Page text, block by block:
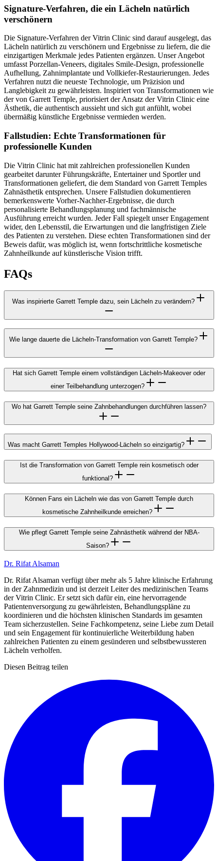
Signature-Verfahren, die ein Lächeln natürlich
verschönern
Die Signature-Verfahren der Vitrin Clinic sind darauf ausgelegt, das
Lächeln natürlich zu verschönern und Ergebnisse zu liefern, die die
einzigartigen Merkmale jedes Patienten ergänzen. Unser Angebot
umfasst Porzellan-Veneers, digitales Smile-Design, professionelle
Aufhellung, Zahnimplantate und Vollkiefer-Restaurierungen. Jedes
Verfahren nutzt die neueste Technologie, um Präzision und
Langlebigkeit zu gewährleisten. Inspiriert von Transformationen wie
der von Garrett Temple, priorisiert der Ansatz der Vitrin Clinic eine
Ästhetik, die authentisch aussieht und sich gut anfühlt, wobei
übermäßig künstliche Ergebnisse vermieden werden.
Fallstudien: Echte Transformationen für
professionelle Kunden
Die Vitrin Clinic hat mit zahlreichen professionellen Kunden
gearbeitet darunter Führungskräfte, Entertainer und Sportler und
Transformationen geliefert, die dem Standard von Garrett Temples
Zahnästhetik entsprechen. Unsere Fallstudien dokumentieren
bemerkenswerte Vorher-Nachher-Ergebnisse, die durch
personalisierte Behandlungsplanung und fachmännische
Ausführung erreicht wurden. Jeder Fall spiegelt unser Engagement
wider, den Lebensstil, die Erwartungen und die langfristigen Ziele
des Patienten zu verstehen. Diese echten Transformationen sind der
Beweis dafür, was möglich ist, wenn fortschrittliche kosmetische
Zahnheilkunde auf künstlerische Vision trifft.
FAQs
Was inspirierte Garrett Temple dazu, sein Lächeln zu verändern?
Wie lange dauerte die Lächeln-Transformation von Garrett Temple?
Hat sich Garrett Temple einem vollständigen Lächeln-Makeover oder
einer Teilbehandlung unterzogen?
Wo hat Garrett Temple seine Zahnbehandlungen durchführen lassen?
Was macht Garrett Temples Hollywood-Lächeln so einzigartig?
Ist die Transformation von Garrett Temple rein kosmetisch oder
funktional?
Können Fans ein Lächeln wie das von Garrett Temple durch
kosmetische Zahnheilkunde erreichen?
Wie pflegt Garrett Temple seine Zahnästhetik während der NBA-
Saison?
Dr. Rifat Alsaman
Dr. Rifat Alsaman verfügt über mehr als 5 Jahre klinische Erfahrung
in der Zahnmedizin und ist derzeit Leiter des medizinischen Teams
der Vitrin Clinic. Er setzt sich dafür ein, eine hervorragende
Patientenversorgung zu gewährleisten, Behandlungspläne zu
koordinieren und die höchsten klinischen Standards im gesamten
Team sicherzustellen. Seine Fachkompetenz, seine Liebe zum Detail
und sein Engagement für kontinuierliche Weiterbildung haben
zahlreichen Patienten zu einem gesünderen und selbstbewussteren
Lächeln verholfen.
Diesen Beitrag teilen